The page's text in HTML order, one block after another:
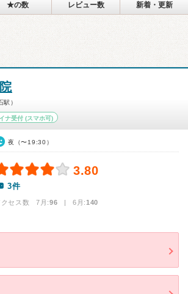
★の数 レビュー数 新着・更新
）
ナ受付(スマホ可)
夜（〜19:30）
3.80
3件
クセス数 7月:96 | 6月:140